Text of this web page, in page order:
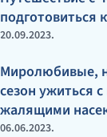
подготовиться
20.09.2023.
Миролюбивые,
сезон ужиться
жалящими
06.06.2023.